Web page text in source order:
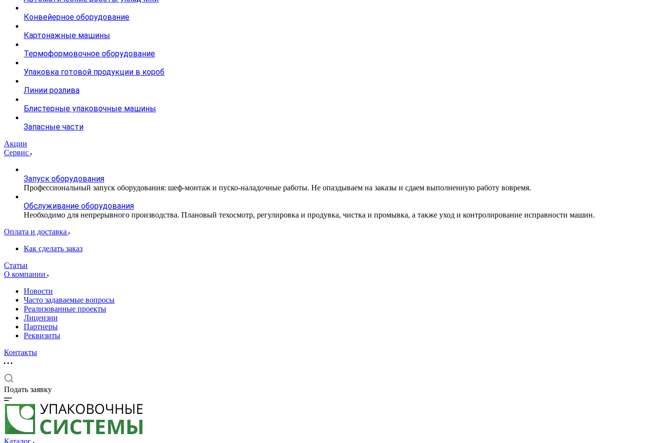
Конвейерное оборудование
Картонажные машины
Термоформовочное оборудование
Упаковка готовой продукции в короб
Линии розлива
Блистерные упаковочные машины
Запасные части
Акции
Сервис
Запуск оборудования
Профессиональный запуск оборудования: шеф-монтаж и пуско-наладочные работы. Не опаздываем на заказы и сдаем выполненную работу вовремя.
Обслуживание оборудования
Необходимо для непрерывного производства. Плановый техосмотр, регулировка и продувка, чистка и промывка, а также уход и контролирование исправности машин.
Оплата и доставка
Как сделать заказ
Статьи
О компании
Новости
Часто задаваемые вопросы
Реализованные проекты
Лицензии
Партнеры
Реквизиты
Контакты
Подать заявку
Каталог